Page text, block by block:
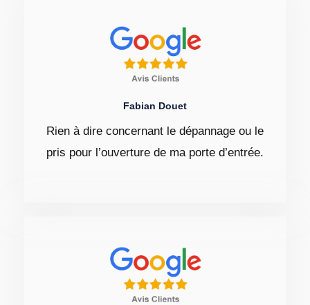
Fabian Douet
Rien à dire concernant le dépannage ou le
pris pour l’ouverture de ma porte d’entrée.